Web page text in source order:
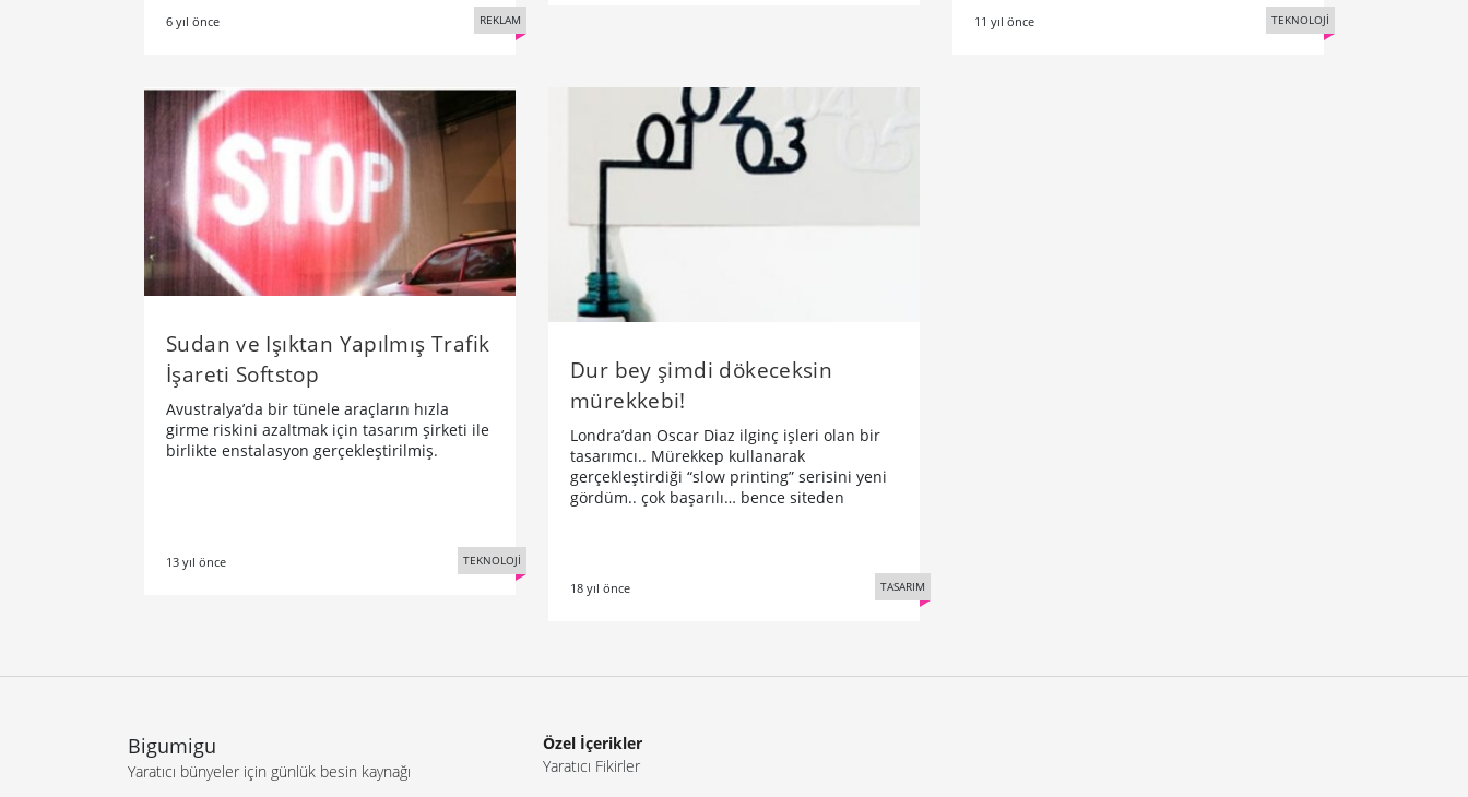
6 yıl önce REKLAM 11 yıl önce TEKNOLOJİ
Sudan ve Işıktan Yapılmış Trafik
İşareti Softstop
Avustralya’da bir tünele araçların hızla
girme riskini azaltmak için tasarım şirketi ile
birlikte enstalasyon gerçekleştirilmiş.
13 yıl önce TEKNOLOJİ
Dur bey şimdi dökeceksin
mürekkebi!
Londra’dan Oscar Diaz ilginç işleri olan bir
tasarımcı.. Mürekkep kullanarak
gerçekleştirdiği “slow printing” serisini yeni
gördüm.. çok başarılı… bence siteden
18 yıl önce TASARIM
Bigumigu
Yaratıcı bünyeler için günlük besin kaynağı
Özel İçerikler
Yaratıcı Fikirler